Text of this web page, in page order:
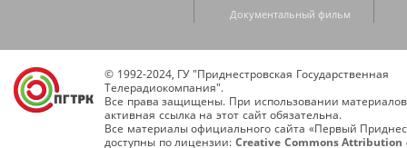
Документальный фильм
© 1992-2024, ГУ "Приднестровская Государственная
Телерадиокомпания".
Все права защищены. При использовании
активная ссылка на этот сайт обязательна.
Все материалы официального сайта «Первый
доступны по лицензии: Creative Commons Attribution